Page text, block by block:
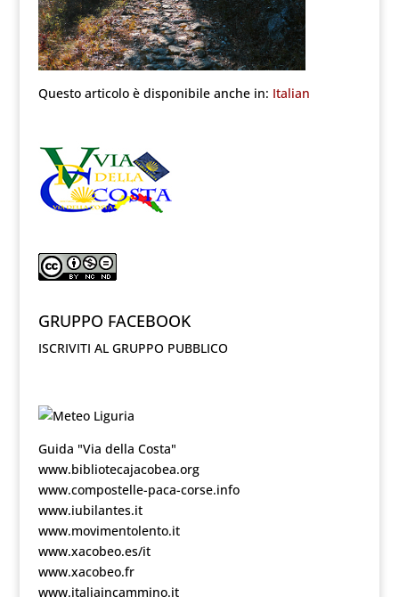
Questo articolo è disponibile anche in: Italian
GRUPPO FACEBOOK
ISCRIVITI AL GRUPPO PUBBLICO
Guida "Via della Costa"
www.bibliotecajacobea.org
www.compostelle-paca-corse.info
www.iubilantes.it
www.movimentolento.it
www.xacobeo.es/it
www.xacobeo.fr
www.italiaincammino.it